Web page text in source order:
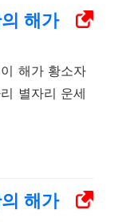
해가
해가 황소자
별자리 운세
해가